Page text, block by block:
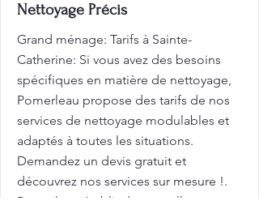
Nettoyage Précis
Grand ménage: Tarifs à Sainte-
Catherine: Si vous avez des besoins
spécifiques en matière de nettoyage,
Pomerleau propose des tarifs de nos
services de nettoyage modulables et
adaptés à toutes les situations.
Demandez un devis gratuit et
découvrez nos services sur mesure !.
Pomerleau établit de nouvelles normes